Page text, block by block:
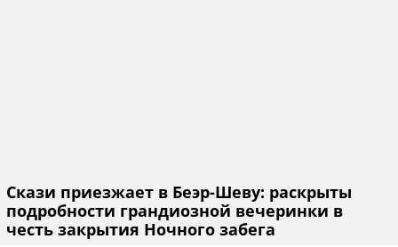
Скази приезжает в Беэр-Шеву: раскрыты
подробности грандиозной вечеринки в
честь закрытия Ночного забега